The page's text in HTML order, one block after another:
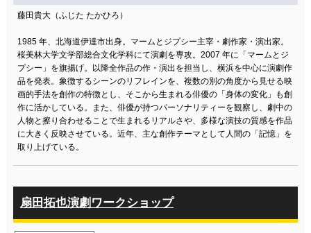
藤田貴大（ふじた たかひろ）
1985 年、北海道伊達市出身。マームとジプシー主宰・劇作家・演出家。
桜美林大学文学部総合文化学科にて演劇を専攻。2007 年に「マームとジ
プシー」を旗揚げ。以降全作品の作・演出を担当し、横浜を中心に演劇作
品を発表。象徴するシーンのリフレインを、複数の別の角度から見せる映
画的手法を創作の特徴とし、そこから生まれる俳優の「身体の変化」も創
作に活かしている。また、俳優が持つパーソナリティーを観察し、劇中の
人物と擦り合わせることで生まれるリアルさや、多様な演技の質感を作品
に大きく反映させている。近年、主な創作テーマとして人間の「記憶」を
取り上げている。
扇田拓也演劇ワークショップ